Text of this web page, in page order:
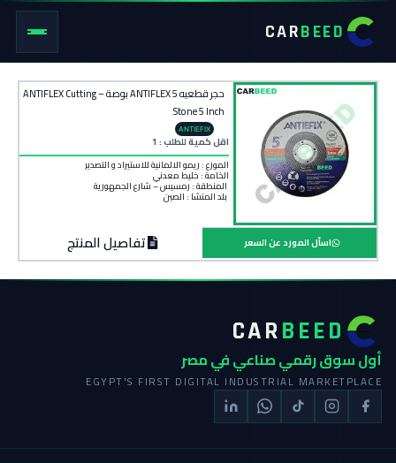
CARBEED
حجر قطعيه ANTIFLEX 5 بوصة – ANTIFLEX Cutting
Stone 5 Inch
ANTIEFIX
اقل كمية للطلب : 1
الموزع : ريمو الالمانية للاستيراد و التصدير
الخامة :خليط معدني
المنطقة :رمسيس – شارع الجمهورية
بلد المنشأ :الصين
اسأل المورد عن السعر تفاصيل المنتج
CARBEED
أول سوق رقمي صناعي في مصر
EGYPT'S FIRST DIGITAL INDUSTRIAL MARKETPLACE